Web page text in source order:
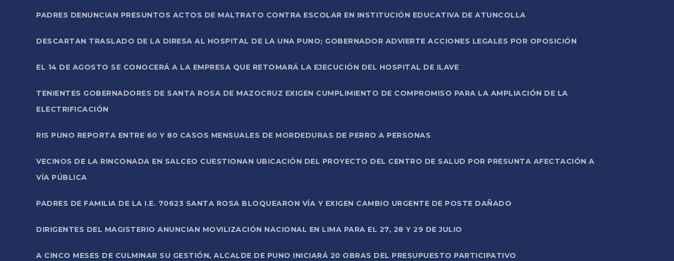
PADRES DENUNCIAN PRESUNTOS ACTOS DE MALTRATO CONTRA ESCOLAR EN INSTITUCIÓN EDUCATIVA DE ATUNCOLLA
DESCARTAN TRASLADO DE LA DIRESA AL HOSPITAL DE LA UNA PUNO; GOBERNADOR ADVIERTE ACCIONES LEGALES POR OPOSICIÓN
EL 14 DE AGOSTO SE CONOCERÁ A LA EMPRESA QUE RETOMARÁ LA EJECUCIÓN DEL HOSPITAL DE ILAVE
TENIENTES GOBERNADORES DE SANTA ROSA DE MAZOCRUZ EXIGEN CUMPLIMIENTO DE COMPROMISO PARA LA AMPLIACIÓN DE LA
ELECTRIFICACIÓN
RIS PUNO REPORTA ENTRE 60 Y 80 CASOS MENSUALES DE MORDEDURAS DE PERRO A PERSONAS
VECINOS DE LA RINCONADA EN SALCEO CUESTIONAN UBICACIÓN DEL PROYECTO DEL CENTRO DE SALUD POR PRESUNTA AFECTACIÓN A
VÍA PÚBLICA
PADRES DE FAMILIA DE LA I.E. 70623 SANTA ROSA BLOQUEARON VÍA Y EXIGEN CAMBIO URGENTE DE POSTE DAÑADO
DIRIGENTES DEL MAGISTERIO ANUNCIAN MOVILIZACIÓN NACIONAL EN LIMA PARA EL 27, 28 Y 29 DE JULIO
A CINCO MESES DE CULMINAR SU GESTIÓN, ALCALDE DE PUNO INICIARÁ 20 OBRAS DEL PRESUPUESTO PARTICIPATIVO